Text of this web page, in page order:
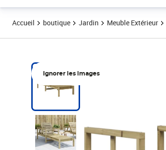
Accueil boutique Jardin Meuble Extérieur
Ignorer les images